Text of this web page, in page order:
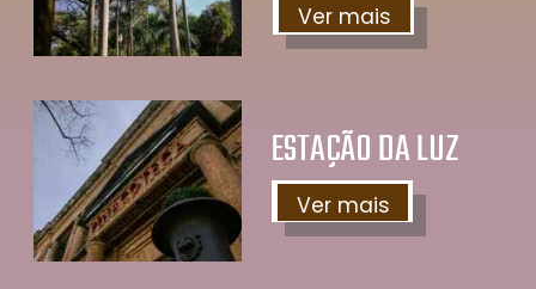
ESTAÇÃO DA LUZ
Ver mais
Ver mais